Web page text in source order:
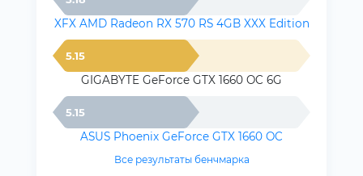
XFX AMD Radeon RX 570 RS 4GB XXX Edition
5.15
GIGABYTE GeForce GTX 1660 OC 6G
5.15
ASUS Phoenix GeForce GTX 1660 OC
Все результаты бенчмарка